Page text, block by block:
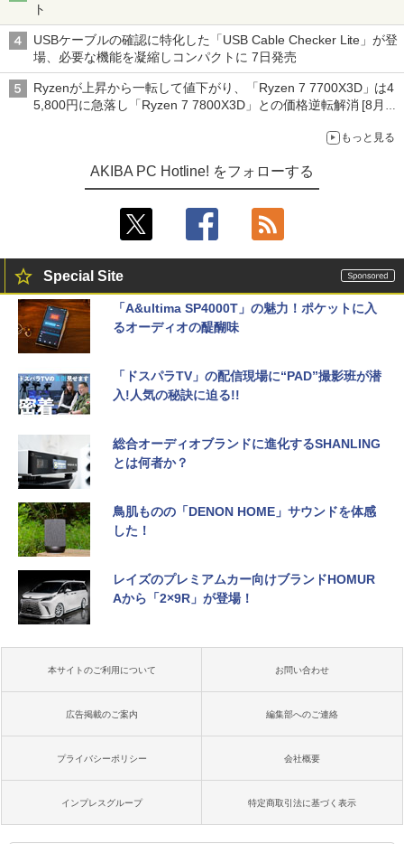
ト
USBケーブルの確認に特化した「USB Cable Checker Lite」が登
場、必要な機能を凝縮しコンパクトに 7日発売
Ryzenが上昇から一転して値下がり、「Ryzen 7 7700X3D」は4
5,800円に急落し「Ryzen 7 7800X3D」との価格逆転解消 [8月前
もっと見る
AKIBA PC Hotline! をフォローする
Special Site
「A&ultima SP4000T」の魅力！ポケットに入
るオーディオの醍醐味
「ドスパラTV」の配信現場に“PAD”撮影班が潜
入!人気の秘訣に迫る!!
総合オーディオブランドに進化するSHANLING
とは何者か？
鳥肌ものの「DENON HOME」サウンドを体感
した！
レイズのプレミアムカー向けブランドHOMUR
Aから「2×9R」が登場！
本サイトのご利用について お問い合わせ
広告掲載のご案内 編集部へのご連絡
プライバシーポリシー 会社概要
インプレスグループ 特定商取引法に基づく表示